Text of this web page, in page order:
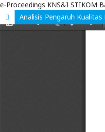
e-Proceedings KNS&I STIKOM
Analisis Pengaruh